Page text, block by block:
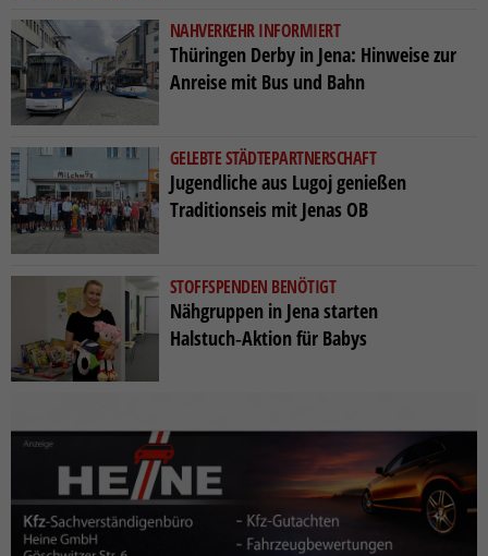
NAHVERKEHR INFORMIERT
Thüringen Derby in Jena: Hinweise zur
Anreise mit Bus und Bahn
GELEBTE STÄDTEPARTNERSCHAFT
Jugendliche aus Lugoj genießen
Traditionseis mit Jenas OB
STOFFSPENDEN BENÖTIGT
Nähgruppen in Jena starten
Halstuch‑Aktion für Babys